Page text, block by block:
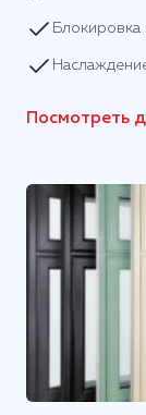
Посмотреть